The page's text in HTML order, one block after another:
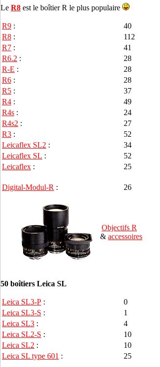
Le R8 est le boîtier R le plus populaire
R9 :
40
R8 :
112
R7 :
41
R6.2 :
28
R-E :
28
R6 :
28
R5 :
37
R4 :
49
R4s :
24
R4s2 :
27
R3 :
52
Leicaflex SL2 :
34
Leicaflex SL :
52
Leicaflex : 25
Digital-Modul-R : 26
Objectifs R
& accessoires
50 boîtiers Leica SL
Leica SL3-P :
0
Leica SL3-S :
1
Leica SL3 :
4
Leica SL2-S :
10
Leica SL2 :
10
Leica SL type 601 : 25